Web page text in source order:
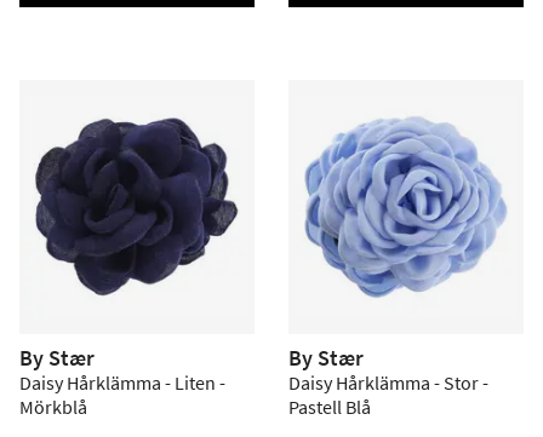
By Stær
Daisy Hårklämma - Liten -
Mörkblå
By Stær
Daisy Hårklämma - Stor -
Pastell Blå